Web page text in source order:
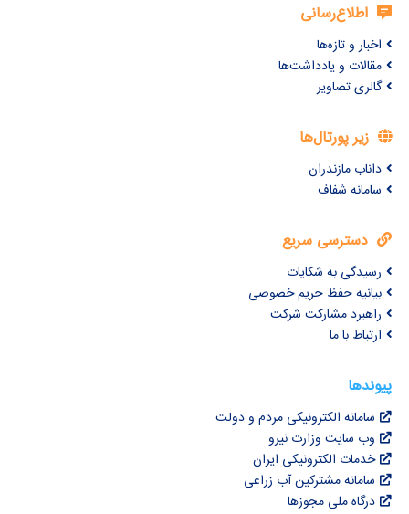
اطلاع‌رسانی
اخبار و تازه‌ها
مقالات و یادداشت‌ها
گالری تصاویر
زیر پورتال‌ها
داناب مازندران
سامانه شفاف
دسترسی سریع
رسیدگی به شکایات
بیانیه حفظ حریم خصوصی
راهبرد مشارکت شرکت
ارتباط با ما
پیوندها
سامانه الکترونیکی مردم و دولت
وب سایت وزارت نیرو
خدمات الکترونیکی ایران
سامانه مشترکین آب زراعی
درگاه ملی مجوزها